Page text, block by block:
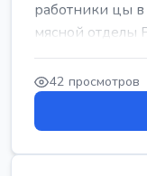
работники цы
мясной отделы
42 просмотров